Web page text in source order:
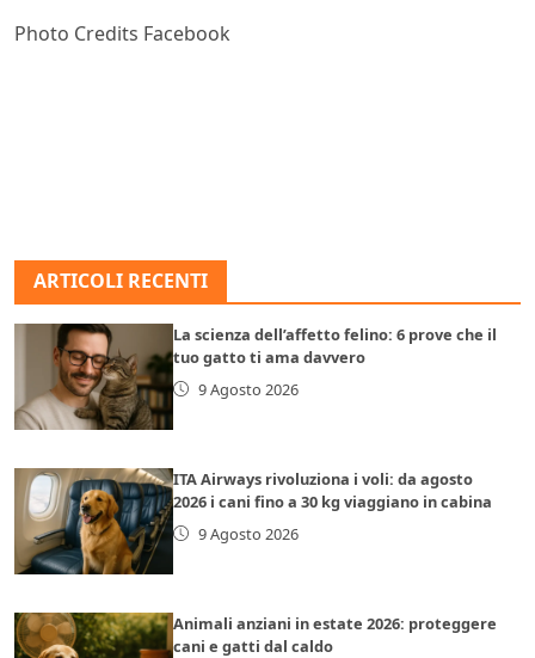
Photo Credits Facebook
ARTICOLI RECENTI
La scienza dell’affetto felino: 6 prove che il
tuo gatto ti ama davvero
9 Agosto 2026
ITA Airways rivoluziona i voli: da agosto
2026 i cani fino a 30 kg viaggiano in cabina
9 Agosto 2026
Animali anziani in estate 2026: proteggere
cani e gatti dal caldo